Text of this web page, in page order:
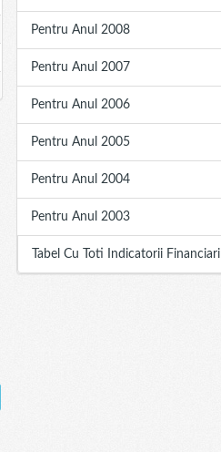
Pentru Anul 2008
Pentru Anul 2007
Pentru Anul 2006
Pentru Anul 2005
Pentru Anul 2004
Pentru Anul 2003
Tabel Cu Toti Indicatorii Financiari